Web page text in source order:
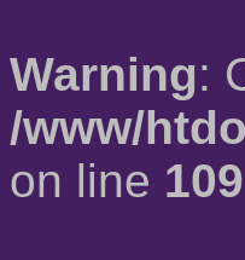
Warning:
/www/
on line 109